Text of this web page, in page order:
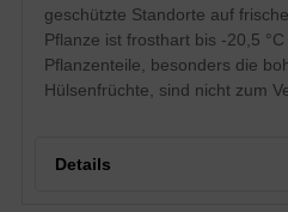
Blüte
Weiß, in 25 bis
Blütezeit
Mai bis Juni
Rinde
Braungrau, glatt
Boden
Frische bis
geschützte Standorte auf
Pflanze ist frosthart bis -20,5
Pflanzenteile, besonders die
Hülsenfrüchte, sind nicht zum
Details